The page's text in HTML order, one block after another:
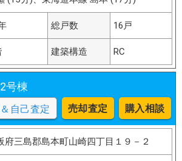
総戸数 16戸
建築構造 RC
号棟
自己査定 売却査定 購入相談
府三島郡島本町山崎四丁目１９－２